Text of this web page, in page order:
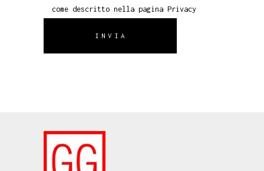
come descritto nella pagina Privacy
INVIA